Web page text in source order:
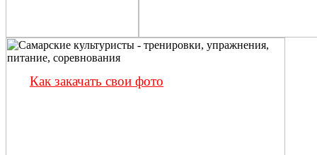
Как закачать свои фото